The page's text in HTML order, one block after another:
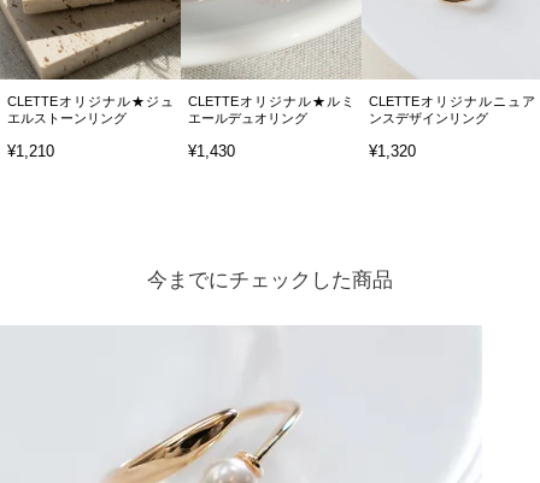
CLETTEオリジナル★ジュ
エルストーンリング
¥1,210
CLETTEオリジナル★ルミ
エールデュオリング
¥1,430
CLETTEオリジナルニュア
ンスデザインリング
¥1,320
今までにチェックした商品